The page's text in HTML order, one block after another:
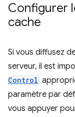
Configurer
cache
Si vous diffusez
serveur, il est
Control
paramètre par
vous appuyer